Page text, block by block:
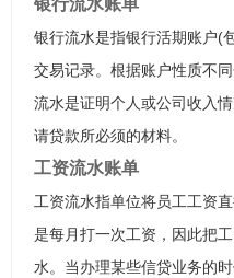
银行流水账单
银行流水是指银行活期账户(
交易记录。根据账户性质不
流水是证明个人或公司收入
请贷款所必须的材料。
工资流水账单
工资流水指单位将员工工资
是每月打一次工资，因此把
水。当办理某些信贷业务的